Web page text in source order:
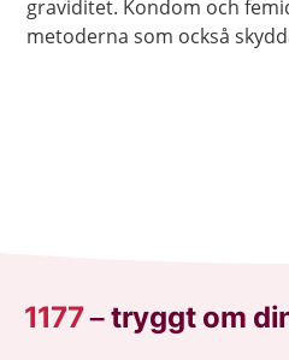
graviditet. Kondom och
metoderna som också
1177–tryggt om